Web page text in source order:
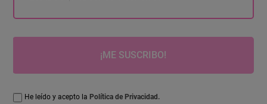
¡ME SUSCRIBO!
He leído y acepto la Política de Privacidad.